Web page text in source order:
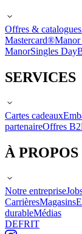
Offres & catalogues
Mastercard®
ManorSingles Day
SERVICES
Cartes cadeaux
partenaireOffres
À
Notre entreprise
CarrièresMagasins
durableMédias
DEFRIT